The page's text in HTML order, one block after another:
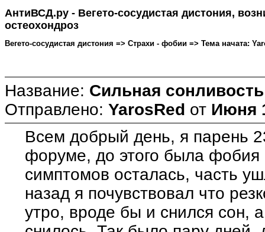
АнтиВСД.ру - Вегето-сосудистая дистония,
остеохондроз
Вегето-сосудистая дистония => Страхи - фобии => Тема начата:
Название: Сильная
Отправлено: YarosRed от Июня
Всем добрый день, я парень
форуме, до этого была
симптомов осталась, часть
назад я почувствовал что
утро, вроде бы и снился сон,